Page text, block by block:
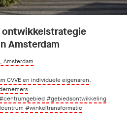
Amsterdam
Amsterdam
CVVE en individuele eigenaren,
#gebiedsontwikkeling
#winkeltransformatie